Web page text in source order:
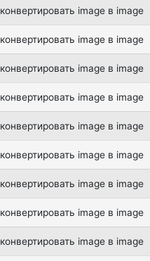
конвертировать image в image
конвертировать image в image
конвертировать image в image
конвертировать image в image
конвертировать image в image
конвертировать image в image
конвертировать image в image
конвертировать image в image
конвертировать image в image